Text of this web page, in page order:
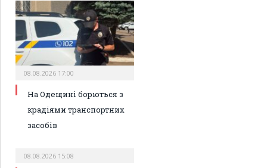
08.08.2026 17:00
На Одещині борються з
крадіями транспортних
засобів
08.08.2026 15:08